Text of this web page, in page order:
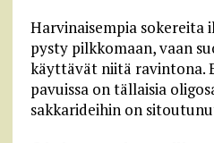
Harvinaisempia sokereita
pysty pilkkomaan, vaan
käyttävät niitä ravintona.
pavuissa on tällaisia
sakkarideihin on